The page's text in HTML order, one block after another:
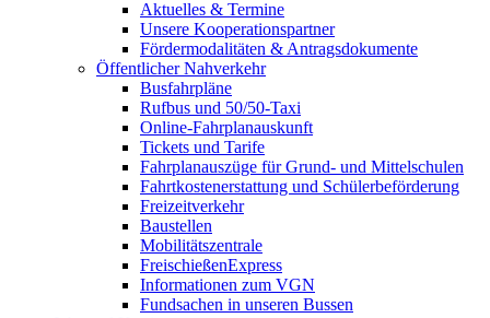
Aktuelles & Termine
Unsere Kooperationspartner
Fördermodalitäten & Antragsdokumente
Öffentlicher Nahverkehr
Busfahrpläne
Rufbus und 50/50-Taxi
Online-Fahrplanauskunft
Tickets und Tarife
Fahrplanauszüge für Grund- und Mittelschulen
Fahrtkostenerstattung und Schülerbeförderung
Freizeitverkehr
Baustellen
Mobilitätszentrale
FreischießenExpress
Informationen zum VGN
Fundsachen in unseren Bussen